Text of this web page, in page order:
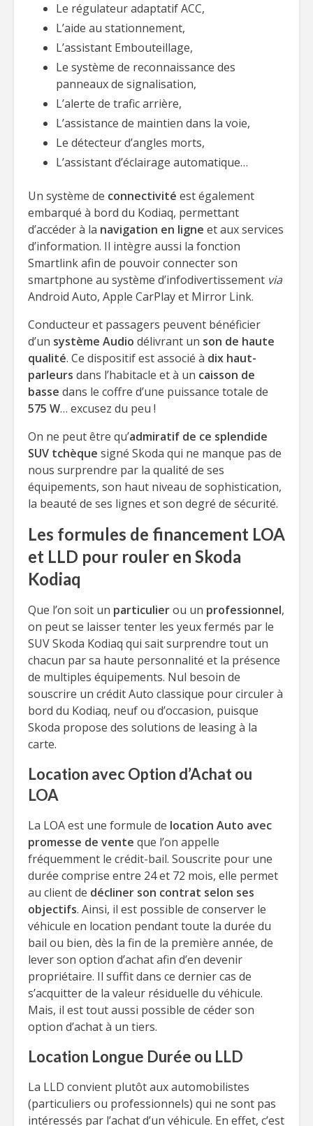
Le régulateur adaptatif ACC,
L’aide au stationnement,
L’assistant Embouteillage,
Le système de reconnaissance des
panneaux de signalisation,
L’alerte de trafic arrière,
L’assistance de maintien dans la voie,
Le détecteur d’angles morts,
L’assistant d’éclairage automatique…
Un système de connectivité est également
embarqué à bord du Kodiaq, permettant
d’accéder à la navigation en ligne et aux services
d’information. Il intègre aussi la fonction
Smartlink afin de pouvoir connecter son
smartphone au système d’infodivertissement via
Android Auto, Apple CarPlay et Mirror Link.
Conducteur et passagers peuvent bénéficier
d’un système Audio délivrant un son de haute
qualité. Ce dispositif est associé à dix haut-
parleurs dans l’habitacle et à un caisson de
basse dans le coffre d’une puissance totale de
575 W… excusez du peu !
On ne peut être qu’admiratif de ce splendide
SUV tchèque signé Skoda qui ne manque pas de
nous surprendre par la qualité de ses
équipements, son haut niveau de sophistication,
la beauté de ses lignes et son degré de sécurité.
Les formules de financement LOA
et LLD pour rouler en Skoda
Kodiaq
Que l’on soit un particulierou un professionnel,
on peut se laisser tenter les yeux fermés par le
SUV Skoda Kodiaq qui sait surprendre tout un
chacun par sa haute personnalité et la présence
de multiples équipements. Nul besoin de
souscrire un crédit Auto classique pour circuler à
bord du Kodiaq, neuf ou d’occasion, puisque
Skoda propose des solutions de leasing à la
carte.
Location avec Option d’Achat ou
LOA
La LOA est une formule de location Auto avec
promesse de vente que l’on appelle
fréquemment le crédit-bail. Souscrite pour une
durée comprise entre 24 et 72 mois, elle permet
au client de décliner son contrat selon ses
objectifs. Ainsi, il est possible de conserver le
véhicule en location pendant toute la durée du
bail ou bien, dès la fin de la première année, de
lever son option d’achat afin d’en devenir
propriétaire. Il suffit dans ce dernier cas de
s’acquitter de la valeur résiduelle du véhicule.
Mais, il est tout aussi possible de céder son
option d’achat à un tiers.
Location Longue Durée ou LLD
La LLD convient plutôt aux automobilistes
(particuliers ou professionnels) qui ne sont pas
intéressés par l’achat d’un véhicule. En effet, c’est